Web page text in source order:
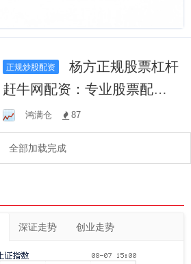
正规炒股配资
杨方正规股票杠杆
赶牛网配资：专业股票配资
平台，助力投资者实现财富
增长
鸿满仓 87
全部加载完成
深证走势 创业走势